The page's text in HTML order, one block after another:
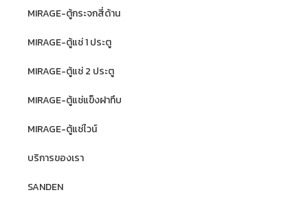
MIRAGE-ตู้กระจกสี่ด้าน
MIRAGE-ตู้แช่ 1 ประตู
MIRAGE-ตู้แช่ 2 ประตู
MIRAGE-ตู้แช่แข็งฝาทึบ
MIRAGE-ตู้แช่ไวน์
บริการของเรา
SANDEN